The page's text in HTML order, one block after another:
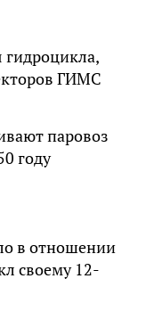
гидроцикла,
ГИМС
паровоз
году
в отношении
своему 12-